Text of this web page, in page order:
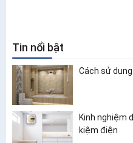
Tin nổi bật
Cách sử
Kinh nghiệm
kiệm điện